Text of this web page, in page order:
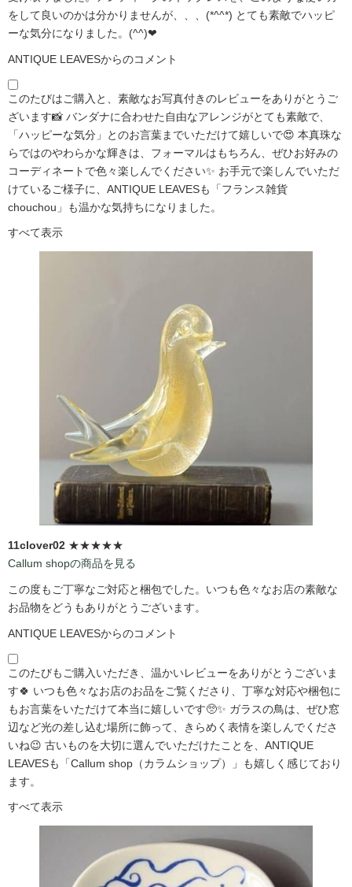
をして良いのかは分かりませんが、、、(*^^*) とても素敵でハッピ
ーな気分になりました。(^^)❤
ANTIQUE LEAVESからのコメント
このたびはご購入と、素敵なお写真付きのレビューをありがとうご
ざいます📸 バンダナに合わせた自由なアレンジがとても素敵で、
「ハッピーな気分」とのお言葉までいただけて嬉しいで😍 本真珠な
らではのやわらかな輝きは、フォーマルはもちろん、ぜひお好みの
コーディネートで色々楽しんでください✨ お手元で楽しんでいただ
けているご様子に、ANTIQUE LEAVESも「フランス雑貨
chouchou」も温かな気持ちになりました。
すべて表示
11clover02 ★★★★★
Callum shopの商品を見る
この度もご丁寧なご対応と梱包でした。いつも色々なお店の素敵な
お品物をどうもありがとうございます。
ANTIQUE LEAVESからのコメント
このたびもご購入いただき、温かいレビューをありがとうございま
す🍀 いつも色々なお店のお品をご覧くださり、丁寧な対応や梱包に
もお言葉をいただけて本当に嬉しいです🥺✨ ガラスの鳥は、ぜひ窓
辺など光の差し込む場所に飾って、きらめく表情を楽しんでくださ
いね😉 古いものを大切に選んでいただけたことを、ANTIQUE
LEAVESも「Callum shop（カラムショップ）」も嬉しく感じており
ます。
すべて表示